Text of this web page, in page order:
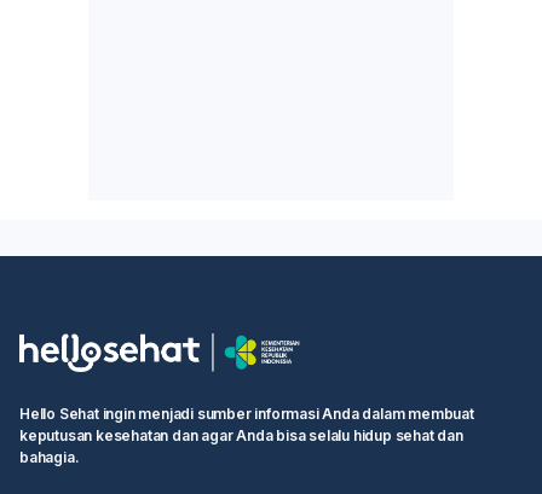
Hello Sehat ingin menjadi sumber informasi Anda dalam membuat
keputusan kesehatan dan agar Anda bisa selalu hidup sehat dan
bahagia.